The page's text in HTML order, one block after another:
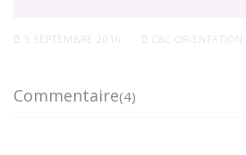
5 SEPTEMBRE 2016 C&C ORIENTATION
Commentaire(4)